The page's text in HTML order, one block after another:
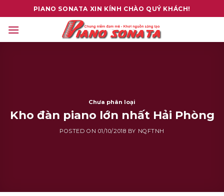
to
content
PIANO SONATA XIN KÍNH CHÀO QUÝ KHÁCH!
Chưa phân loại
Kho đàn piano lớn nhất Hải Phòng
POSTED ON 01/10/2018 BY NQFTNH